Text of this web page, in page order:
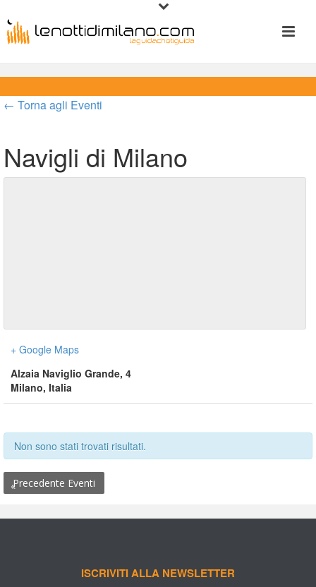
← Torna agli Eventi
Navigli di Milano
+ Google Map
Alzaia Naviglio Grande, 4
Milano, Italia
Non sono stati trovati risultati.
« Precedente Eventi
ISCRIVITI ALLA NEWSLETTER